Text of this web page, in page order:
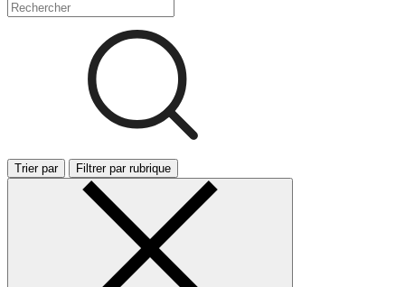
Trier par Filtrer par rubrique